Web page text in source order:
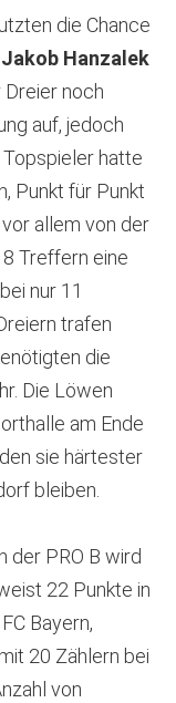
die Chance
Jakob Hanzalek
noch
auf, jedoch
hatte
Punkt für Punkt
allem von der
Treffern eine
nur 11
trafen
die
Die Löwen
am Ende
sie härtester
bleiben.
der PRO B wird
22 Punkte in
Bayern,
20 Zählern bei
von